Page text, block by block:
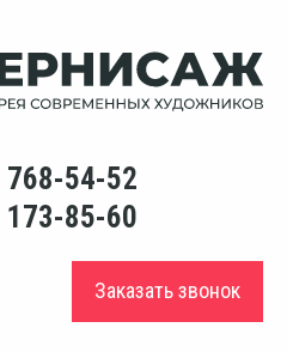
768-54-52
173-85-60
Заказать звонок